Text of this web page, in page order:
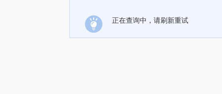
正在查询中，请刷新重试